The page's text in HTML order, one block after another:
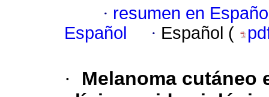
· resumen en
Español
· Español (
·
Melanoma cutáneo